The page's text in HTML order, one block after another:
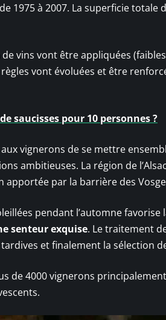
de 1975 à 2007. La superficie totale
vins vont être appliquées
vont évoluées et être
saucisses pour 10 personnes ?
vignerons de se mettre
ambitieuses. La région de
par la barrière des
pendant l’automne favorise
senteur exquise. Le traitement
et finalement la sélection
de 4000 vignerons